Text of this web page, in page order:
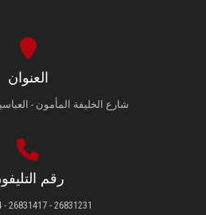
العنوان
شارع الخليفة المأمون -
رقم
26831231 - 26831417 - 26831474